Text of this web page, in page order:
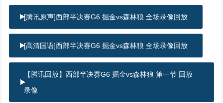
[腾讯原声]西部半决赛G6 掘金vs森林狼 全场录像回放
[高清国语]西部半决赛G6 掘金vs森林狼 全场录像回放
【腾讯回放】西部半决赛G6 掘金vs森林狼 第一节 回放
录像